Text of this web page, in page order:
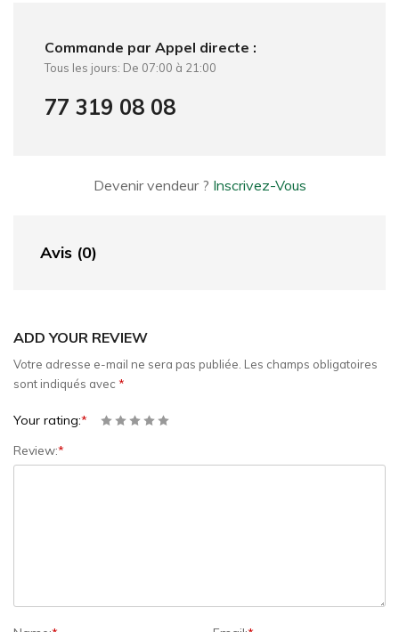
Commande par Appel directe :
Tous les jours: De 07:00 à 21:00
77 319 08 08
Devenir vendeur ? Inscrivez-Vous
Avis (0)
ADD YOUR REVIEW
Votre adresse e-mail ne sera pas publiée. Les champs obligatoires
sont indiqués avec *
Your rating:*
Review:*